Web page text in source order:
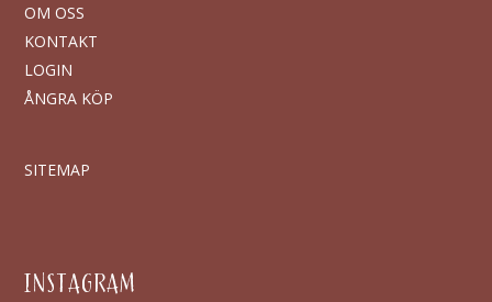
OM OSS
KONTAKT
LOGIN
ÅNGRA KÖP
SITEMAP
INSTAGRAM